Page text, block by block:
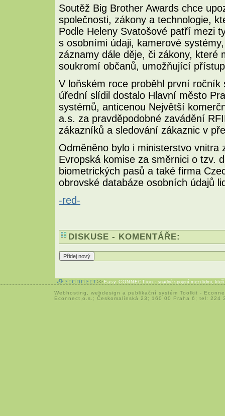
Soutěž Big Brother Awards chce
společnosti, zákony a technologie,
Podle Heleny Svatošové patří mezi
s osobními údaji, kamerové
záznamy dále děje, či zákony, které
soukromí občanů, umožňující
V loňském roce proběhl první
úřední slídil dostalo Hlavní město
systémů, anticenou Největší
a.s. za pravděpodobné zavádění
zákazníků a sledování zákaznic v
Odměněno bylo i ministerstvo
Evropská komise za směrnici o tzv.
biometrických pasů a také firma
obrovské databáze osobních údajů
-red-
DISKUSE - KOMENTÁŘE:
Easy CONNECTion - snadné spojení mezi lidmi,
Webhosting webdesign a publikační systém Toolkit -
Econnect,o.s.; Českomalínská 23; 160 00 Praha 6; tel: 224